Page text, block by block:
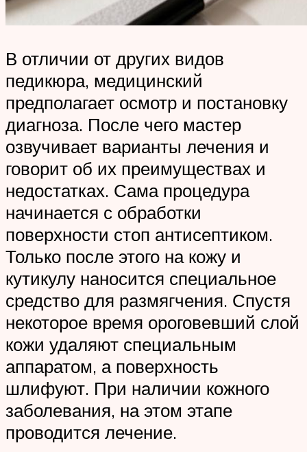
В отличии от других видов
педикюра, медицинский
предполагает осмотр и постановку
диагноза. После чего мастер
озвучивает варианты лечения и
говорит об их преимуществах и
недостатках. Сама процедура
начинается с обработки
поверхности стоп антисептиком.
Только после этого на кожу и
кутикулу наносится специальное
средство для размягчения. Спустя
некоторое время ороговевший слой
кожи удаляют специальным
аппаратом, а поверхность
шлифуют. При наличии кожного
заболевания, на этом этапе
проводится лечение.